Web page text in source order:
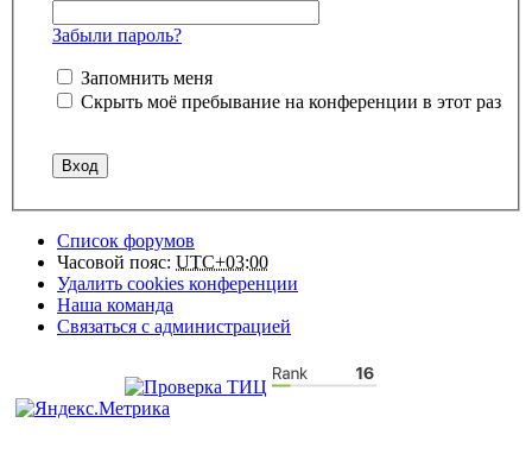
Забыли пароль?
Запомнить меня
Скрыть моё пребывание на конференции в этот раз
Список форумов
Часовой пояс: UTC+03:00
Удалить cookies конференции
Наша команда
Связаться с администрацией